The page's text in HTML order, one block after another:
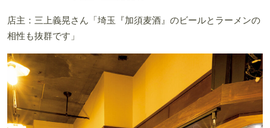
店主：三上義晃さん「埼玉『加須麦酒』のビールとラーメンの
相性も抜群です」